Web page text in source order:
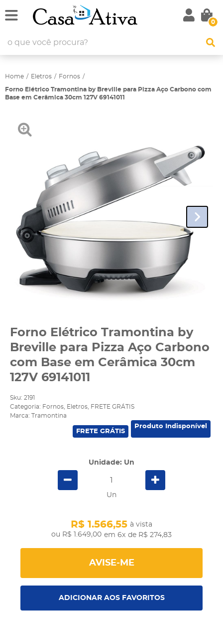
0
Home Eletros Fornos
Forno Elétrico Tramontina by Breville para Pizza Aço Carbono com
Base em Cerâmica 30cm 127V 69141011
Forno Elétrico Tramontina by
Breville para Pizza Aço Carbono
com Base em Cerâmica 30cm
127V 69141011
Sku: 2191
Categoria: Fornos Eletros
FRETE GRÁTIS
Marca:
Tramontina
FRETE GRÁTIS
Produto Indisponível
Unidade: Un
Un
R$ 1.649,00
R$ 1.566,55 à vista
em 6x de R$ 274,83
AVISE-ME
ADICIONAR AOS FAVORITOS